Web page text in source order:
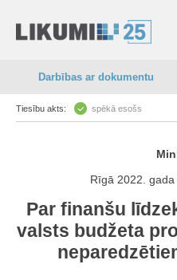
Darbības ar dokumentu
Tiesību akts: spēkā esošs
Rīgā 2022.
Par finanšu
valsts budžeta